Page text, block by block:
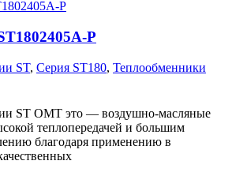
P
ST, Серия ST180, Теплообменники
ST OMT это — воздушно-масляные
теплопередачей и большим
благодаря применению в